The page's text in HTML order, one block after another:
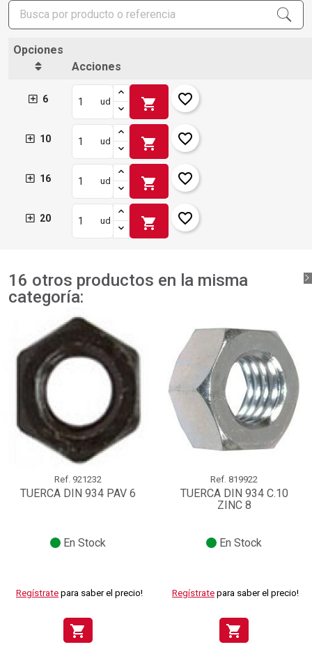
Añadir a la lista de deseos
add_circle_outline
Crear nueva lista
Crear lista de deseos ×
Nombre de la lista de deseos
Crear lista de deseos
Iniciar sesión ×
Debe iniciar sesión para guardar productos en su lista de
deseos.
Cancelar
Opciones
Acciones
6 ud shopping_cart favorite_border
10 ud shopping_cart favorite_border
16 ud shopping_cart favorite_border
20 ud shopping_cart favorite_border
16 otros productos en la misma
categoría:
Ref. 921232
TUERCA DIN 934 PAV 6
En Stock
Regístrate para saber el precio!
shopping_cart
Ref. 819922
TUERCA DIN 934 C.10
ZINC 8
En Stock
Regístrate para saber el precio!
shopping_cart